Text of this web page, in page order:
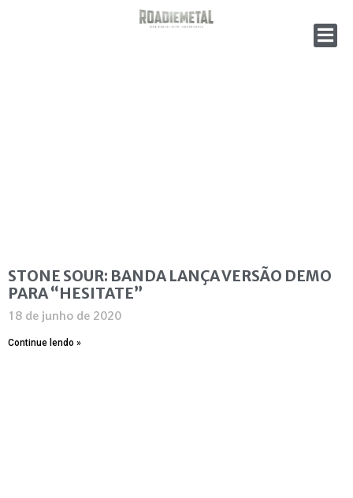
STONE SOUR: BANDA LANÇA VERSÃO DEMO
PARA “HESITATE”
18 de junho de 2020
Continue lendo »